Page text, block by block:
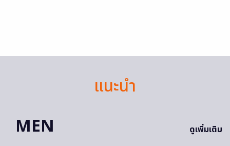
แนะนำ
MEN
ดูเพิ่มเติม